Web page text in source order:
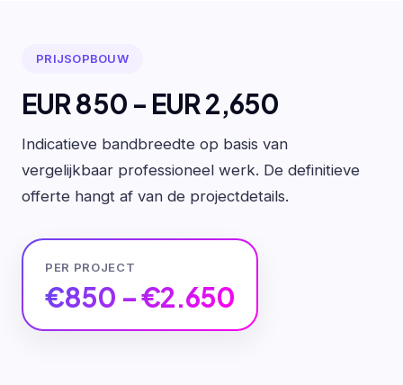
PRIJSOPBOUW
EUR 850 - EUR 2,650
Indicatieve bandbreedte op basis van
vergelijkbaar professioneel werk. De definitieve
offerte hangt af van de projectdetails.
PER PROJECT
€850 – €2.650